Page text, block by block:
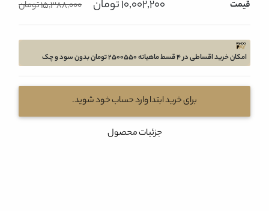
قیمت 10,002,200 تومان 15,388,000 تومان
امکان خرید اقساطی در 4 قسط ماهیانه 2500550 تومان بدون سود و چک
برای خرید ابتدا وارد حساب خود شوید.
جزئیات محصول